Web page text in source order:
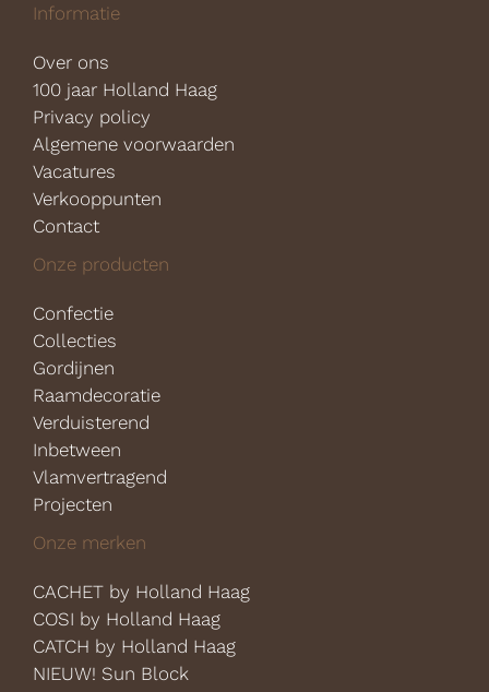
Informatie
Over ons
100 jaar Holland Haag
Privacy policy
Algemene voorwaarden
Vacatures
Verkooppunten
Contact
Onze producten
Confectie
Collecties
Gordijnen
Raamdecoratie
Verduisterend
Inbetween
Vlamvertragend
Projecten
Onze merken
CACHET by Holland Haag
COSI by Holland Haag
CATCH by Holland Haag
NIEUW! Sun Block